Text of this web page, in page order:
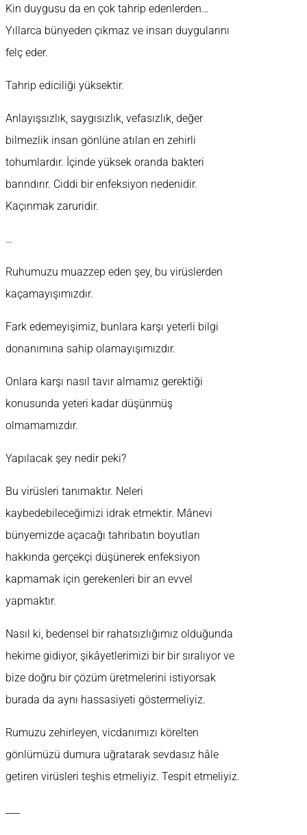
Kin duygusu da en çok tahrip edenlerden…
Yıllarca bünyeden çıkmaz ve insan duygularını
felç eder.
Tahrip ediciliği yüksektir.
Anlayışsızlık, saygısızlık, vefasızlık, değer
bilmezlik insan gönlüne atılan en zehirli
tohumlardır. İçinde yüksek oranda bakteri
barındırır. Ciddi bir enfeksiyon nedenidir.
Kaçınmak zaruridir.
…
Ruhumuzu muazzep eden şey, bu virüslerden
kaçamayışımızdır.
Fark edemeyişimiz, bunlara karşı yeterli bilgi
donanımına sahip olamayışımızdır.
Onlara karşı nasıl tavır almamız gerektiği
konusunda yeteri kadar düşünmüş
olmamamızdır.
Yapılacak şey nedir peki?
Bu virüsleri tanımaktır. Neleri
kaybedebileceğimizi idrak etmektir. Mânevi
bünyemizde açacağı tahribatın boyutları
hakkında gerçekçi düşünerek enfeksiyon
kapmamak için gerekenleri bir an evvel
yapmaktır.
Nasıl ki, bedensel bir rahatsızlığımız olduğunda
hekime gidiyor, şikâyetlerimizi bir bir sıralıyor ve
bize doğru bir çözüm üretmelerini istiyorsak
burada da aynı hassasiyeti göstermeliyiz.
Rumuzu zehirleyen, vicdanımızı körelten
gönlümüzü dumura uğratarak sevdasız hâle
getiren virüsleri teşhis etmeliyiz. Tespit etmeliyiz.